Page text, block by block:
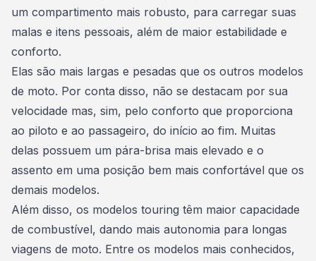
um compartimento mais robusto, para carregar suas
malas e itens pessoais, além de maior estabilidade e
conforto.
Elas são mais largas e pesadas que os outros modelos
de moto. Por conta disso, não se destacam por sua
velocidade mas, sim, pelo conforto que proporciona
ao piloto e ao passageiro, do início ao fim. Muitas
delas possuem um pára-brisa mais elevado e o
assento em uma posição bem mais confortável que os
demais modelos.
Além disso, os modelos touring têm maior capacidade
de combustível, dando mais autonomia para longas
viagens de moto. Entre os modelos mais conhecidos,